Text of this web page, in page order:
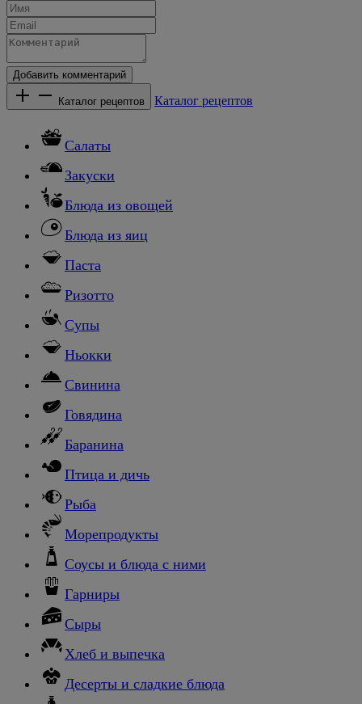
Добавить комментарий
Каталог рецептов Каталог рецептов
Салаты
Закуски
Блюда из овощей
Блюда из яиц
Паста
Ризотто
Супы
Ньокки
Свинина
Говядина
Баранина
Птица и дичь
Рыба
Морепродукты
Соусы и блюда с ними
Гарниры
Сыры
Хлеб и выпечка
Десерты и сладкие блюда